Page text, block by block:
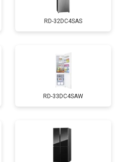
RD-32DC4SAS
RD-33DC4SAW